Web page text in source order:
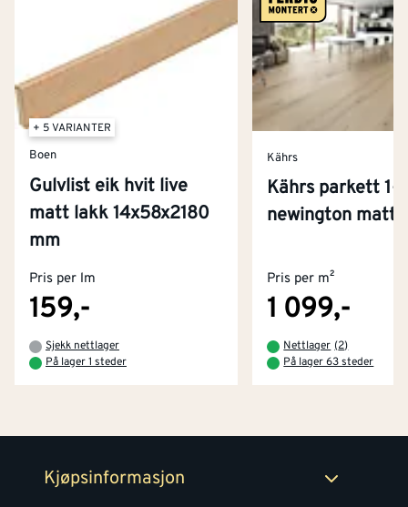
+ 5 VARIANTER
Boen
Gulvlist eik hvit live
matt lakk 14x58x2180
mm
Pris per lm
159,-
Sjekk nettlager
På lager 1 steder
Kährs
Kährs parkett 1-
newington matt
Pris per m²
1 099,-
Nettlager (2)
På lager 63 steder
Kjøpsinformasjon
Kjøpsbetingelser
Retur- og angrerettsskjema
Kontakt oss
Tjenester
Montér Klubb
Om Montér
Byggevarehus og åpningstider
Prismatch